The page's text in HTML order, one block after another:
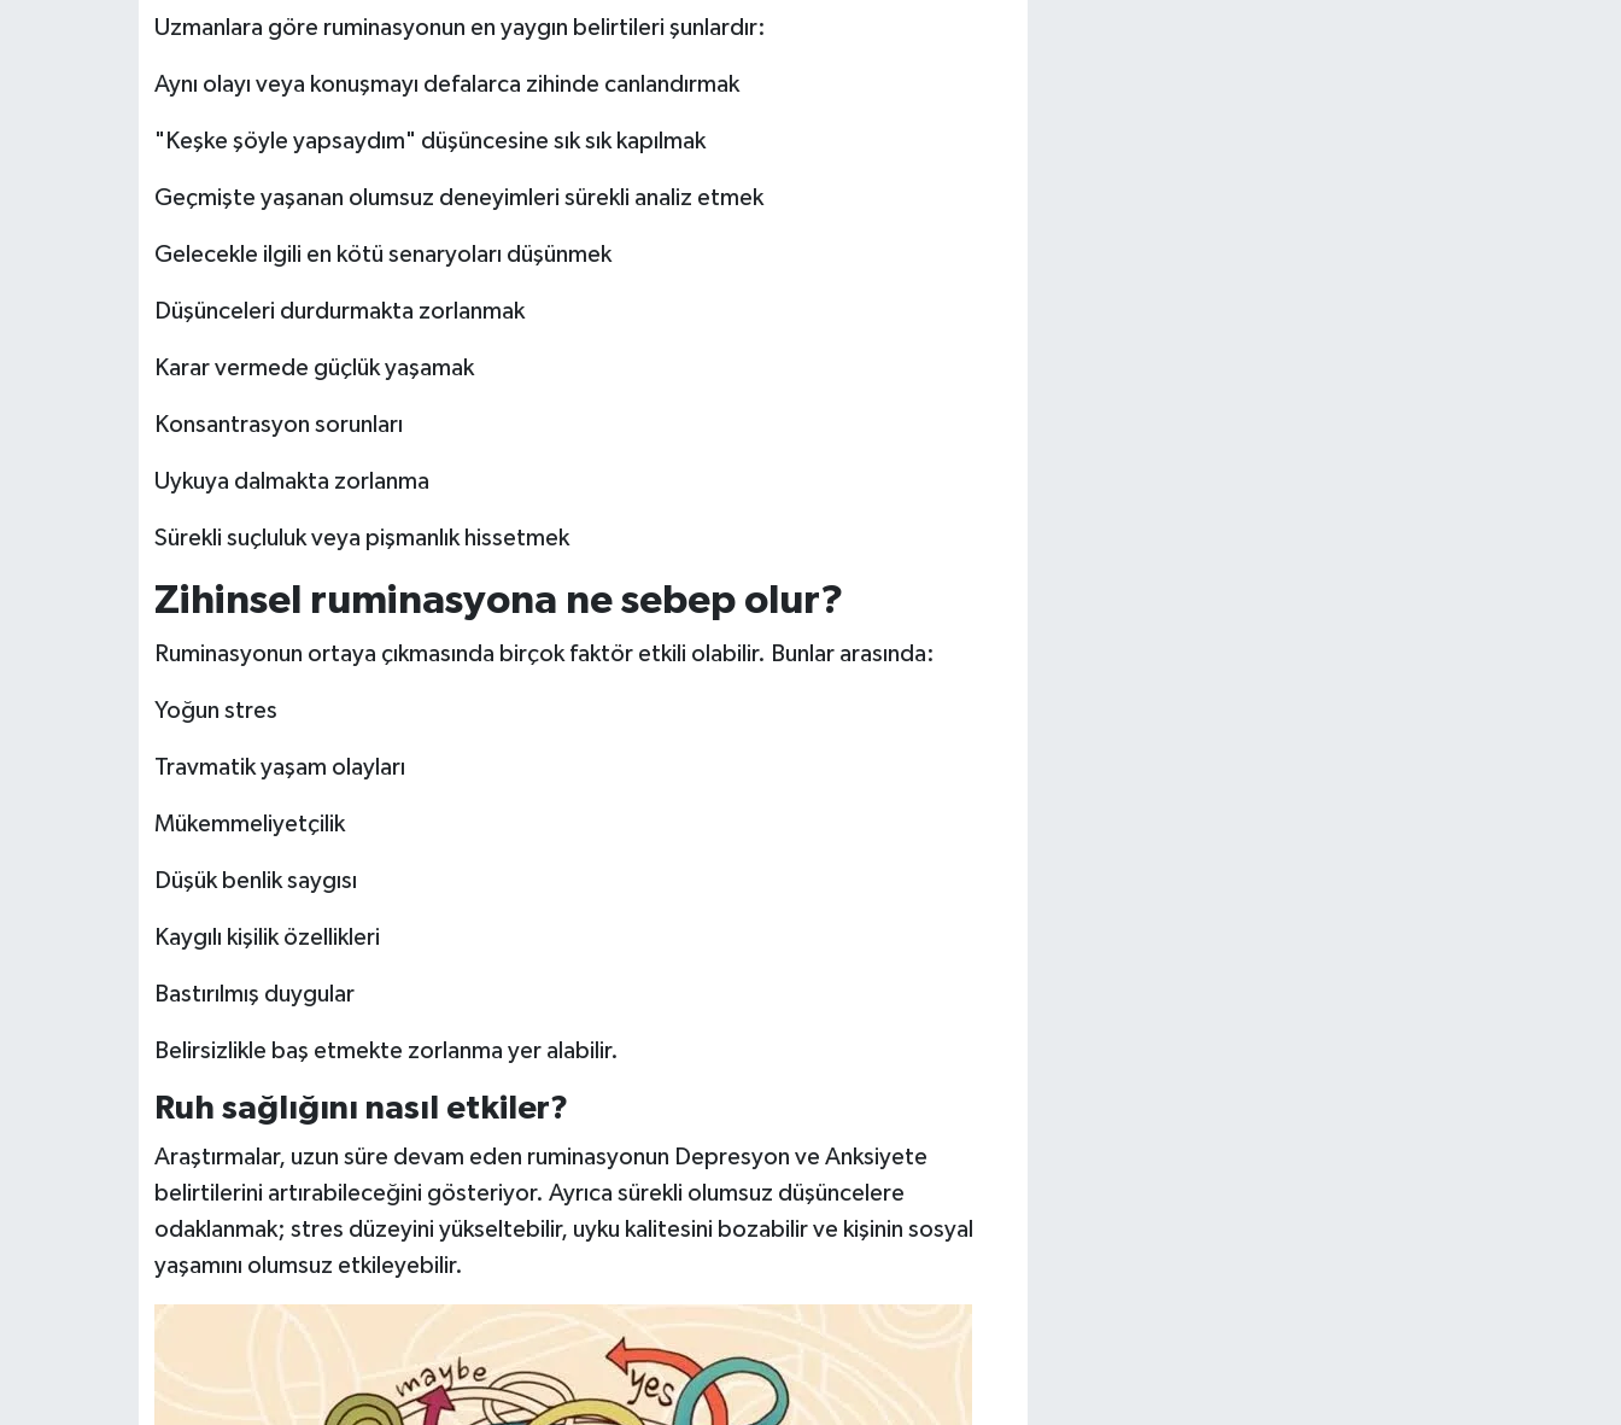
Uzmanlara göre ruminasyonun en yaygın belirtileri şunlardır:
Aynı olayı veya konuşmayı defalarca zihinde canlandırmak
"Keşke şöyle yapsaydım" düşüncesine sık sık kapılmak
Geçmişte yaşanan olumsuz deneyimleri sürekli analiz etmek
Gelecekle ilgili en kötü senaryoları düşünmek
Düşünceleri durdurmakta zorlanmak
Karar vermede güçlük yaşamak
Konsantrasyon sorunları
Uykuya dalmakta zorlanma
Sürekli suçluluk veya pişmanlık hissetmek
Zihinsel ruminasyona ne sebep olur?
Ruminasyonun ortaya çıkmasında birçok faktör etkili olabilir. Bunlar arasında:
Yoğun stres
Travmatik yaşam olayları
Mükemmeliyetçilik
Düşük benlik saygısı
Kaygılı kişilik özellikleri
Bastırılmış duygular
Belirsizlikle baş etmekte zorlanma yer alabilir.
Ruh sağlığını nasıl etkiler?
Araştırmalar, uzun süre devam eden ruminasyonun Depresyon ve Anksiyete
belirtilerini artırabileceğini gösteriyor. Ayrıca sürekli olumsuz düşüncelere
odaklanmak; stres düzeyini yükseltebilir, uyku kalitesini bozabilir ve kişinin sosyal
yaşamını olumsuz etkileyebilir.